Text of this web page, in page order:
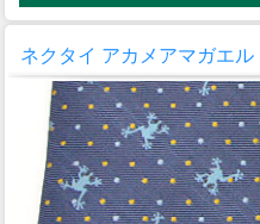
ネクタイ アカメアマガエル